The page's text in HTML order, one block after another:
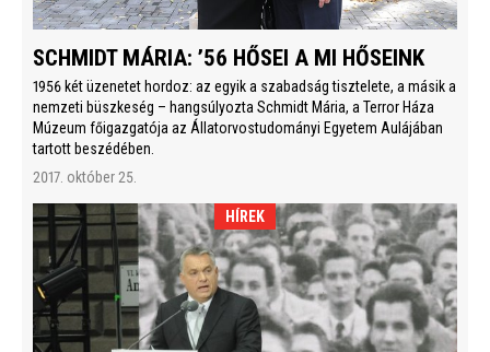
SCHMIDT MÁRIA: ’56 HŐSEI A MI HŐSEINK
1956 két üzenetet hordoz: az egyik a szabadság tisztelete, a másik a
nemzeti büszkeség – hangsúlyozta Schmidt Mária, a Terror Háza
Múzeum főigazgatója az Állatorvostudományi Egyetem Aulájában
tartott beszédében.
2017. október 25.
HÍREK